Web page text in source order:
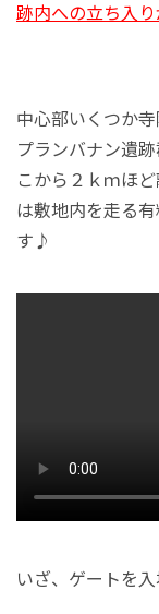
跡内への立ち入り
中心部いくつか
プランバナン遺
こから２ｋｍほ
は敷地内を走る
す♪
いざ、ゲートを入